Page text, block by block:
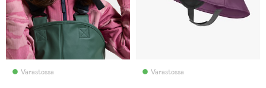
Varastossa Varastossa